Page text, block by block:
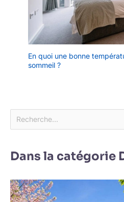
En quoi une bonne
sommeil ?
Dans la catégorie